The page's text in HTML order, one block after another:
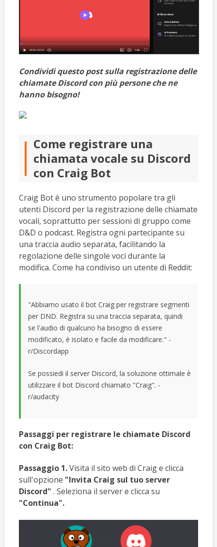
Condividi questo post sulla registrazione delle
chiamate Discord con più persone che ne
hanno bisogno!
Come registrare una
chiamata vocale su Discord
con Craig Bot
Craig Bot è uno strumento popolare tra gli
utenti Discord per la registrazione delle chiamate
vocali, soprattutto per sessioni di gruppo come
D&D o podcast. Registra ogni partecipante su
una traccia audio separata, facilitando la
regolazione delle singole voci durante la
modifica. Come ha condiviso un utente di Reddit:
"Abbiamo usato il bot Craig per registrare segmenti
per DND. Registra su una traccia separata, quindi
se l'audio di qualcuno ha bisogno di essere
modificato, è isolato e facile da modificare." -
r/Discordapp
Se possiedi il server Discord, la soluzione ottimale è
utilizzare il bot Discord chiamato "Craig". -
r/audacity
Passaggi per registrare le chiamate Discord
con Craig Bot:
Passaggio 1.Visita il sito web di Craig e clicca
sull'opzione "Invita Craig sul tuo server
Discord" . Seleziona il server e clicca su
"Continua".